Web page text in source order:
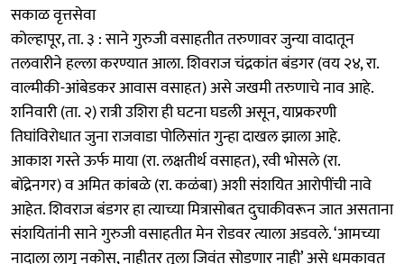
सकाळ वृत्तसेवा
कोल्‍हापूर, ता. ३ : साने गुरुजी वसाहतीत तरुणावर जुन्या वादातून
तलवारीने हल्ला करण्यात आला. शिवराज चंद्रकांत बंडगर (वय २४, रा.
वाल्मीकी-आंबेडकर आवास वसाहत) असे जखमी तरुणाचे नाव आहे.
शनिवारी (ता. २) रात्री उशिरा ही घटना घडली असून, याप्रकरणी
तिघांविरोधात जुना राजवाडा पोलिसांत गुन्हा दाखल झाला आहे.
आकाश गस्ते ऊर्फ माया (रा. लक्षतीर्थ वसाहत), रवी भोसले (रा.
बोंद्रेनगर) व अमित कांबळे (रा. कळंबा) अशी संशयित आरोपींची नावे
आहेत. शिवराज बंडगर हा त्याच्या मित्रासोबत दुचाकीवरून जात असताना
संशयितांनी साने गुरुजी वसाहतीत मेन रोडवर त्याला अडवले. ‘आमच्या
नादाला लागू नकोस, नाहीतर तुला जिवंत सोडणार नाही’ असे धमकावत